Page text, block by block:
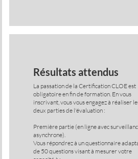
Résultats attendus
La passation de la Certification CLOE est
obligatoire en fin de formation. En vous
inscrivant, vous vous engagez à réaliser
deux parties de l'évaluation :
Première partie (en ligne avec
asynchrone).
Vous répondrez à un questionnaire
de 50 questions visant à mesurer votre